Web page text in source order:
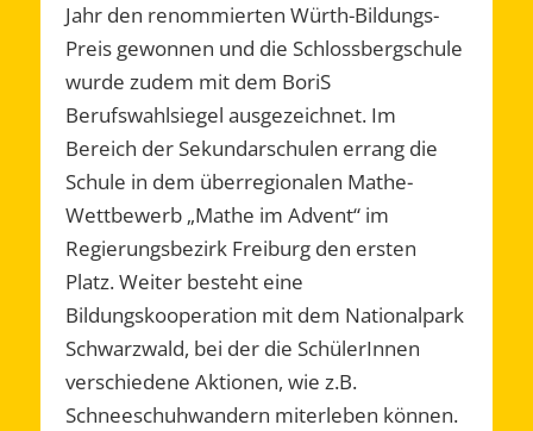
Jahr den renommierten Würth-Bildungs-
Preis gewonnen und die Schlossbergschule
wurde zudem mit dem BoriS
Berufswahlsiegel ausgezeichnet. Im
Bereich der Sekundarschulen errang die
Schule in dem überregionalen Mathe-
Wettbewerb „Mathe im Advent“ im
Regierungsbezirk Freiburg den ersten
Platz. Weiter besteht eine
Bildungskooperation mit dem Nationalpark
Schwarzwald, bei der die SchülerInnen
verschiedene Aktionen, wie z.B.
Schneeschuhwandern miterleben können.